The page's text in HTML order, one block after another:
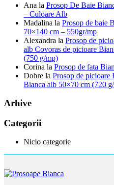
Ana la Prosop De Baie
– Culoare Alb
Madalina la Prosop de baie
70×140 cm – 550gr/mp
Alexandra la Prosop de
alb Covoras de picioare
(750 g/mp)
Corina la Prosop de fata
Dobre la Prosop de picioare
Bianca alb 50×70 cm (720
Arhive
Categorii
Nicio categorie